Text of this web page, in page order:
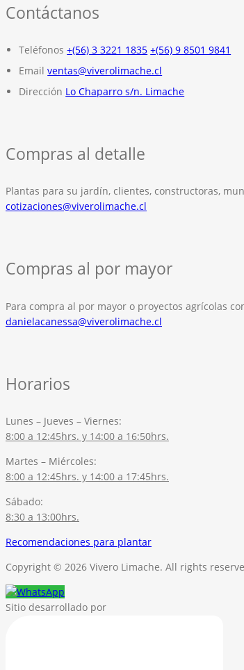
Contáctanos
Teléfonos +(56) 3 3221 1835 +(56) 9 8501 9841
Email ventas@viverolimache.cl
Dirección Lo Chaparro s/n. Limache
Compras al detalle
Plantas para su jardín, clientes, constructoras,
cotizaciones@viverolimache.cl
Compras al por mayor
Para compra al por mayor o proyectos agrícolas
danielacanessa@viverolimache.cl
Horarios
Lunes – Jueves – Viernes:
8:00 a 12:45hrs. y 14:00 a 16:50hrs.
Martes – Miércoles:
8:00 a 12:45hrs. y 14:00 a 17:45hrs.
Sábado:
8:30 a 13:00hrs.
Recomendaciones para plantar
Copyright © 2026 Vivero Limache. All rights
Sitio desarrollado por